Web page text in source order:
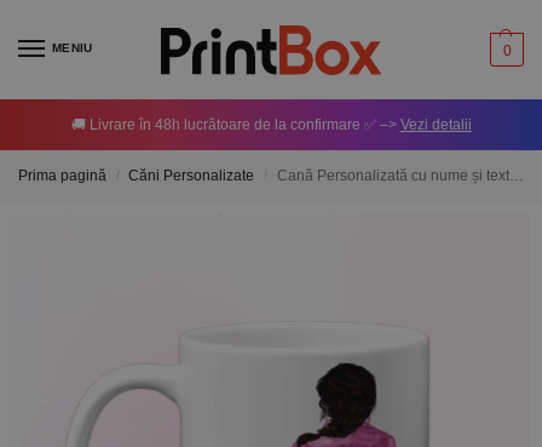
MENIU 0
🚚 Livrare în 48h lucrătoare de la confirmare ✅ –> Vezi detalii
Prima pagină Căni Personalizate Cană Personalizată cu nume și text – Girl and Dog M5